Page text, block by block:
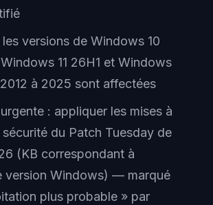
versions de Windows 10
11 26H1 et Windows
à 2025 sont affectées
: appliquer les mises à
sécurité du Patch Tuesday de
(KB correspondant à
version Windows) — marqué
plus probable » par